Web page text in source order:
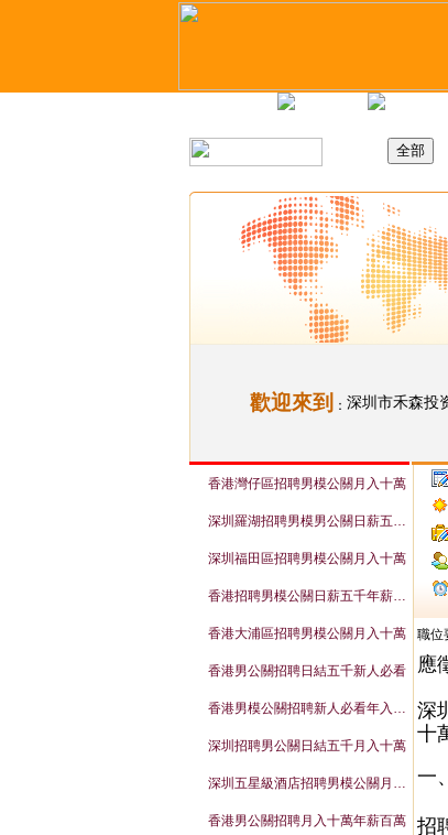
歡迎來到 ： 深圳市禾森投
香港灣仔區招聘男模公關月入十萬
深圳羅湖招聘男模男公關日薪五千新人必看
深圳福田區招聘男模公關月入十萬
香港招聘男模公關日薪五千年薪百萬
香港大浦區招聘男模公關月入十萬
香港男公關招聘日結五千新人必看
香港男模公關招聘新人必看年入百萬
深圳招聘男公關日結五千月入十萬
深圳五星級酒店招聘男模公關月入十萬
香港男公關招聘月入十萬年薪百萬
職位
應
深
十
一
招